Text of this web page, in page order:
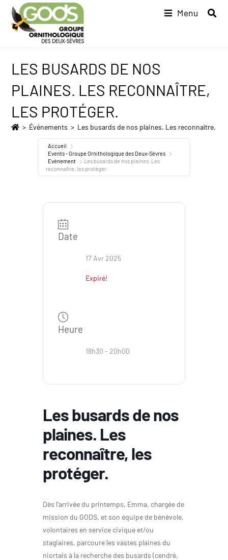
Menu
LES BUSARDS DE NOS
PLAINES. LES RECONNAÎTRE,
LES PROTÉGER.
> Événements > Les busards de nos plaines. Les reconnaître,
Accueil
Events - Groupe Ornithologique des Deux-Sèvres
Evènement
Les busards de nos plaines. Les
reconnaître, les protéger.
Date
17 Avr 2025
Expiré!
Heure
18h30 - 20h00
Les busards de nos
plaines. Les
reconnaître, les
protéger.
Dès l’arrivée du printemps, Emma, chargée de
mission du GODS, et son équipe de bénévole,
volontaires en service civique et/ou
stagiaires, parcoure les vastes plaines du
niortais à la recherche des busards (cendré,